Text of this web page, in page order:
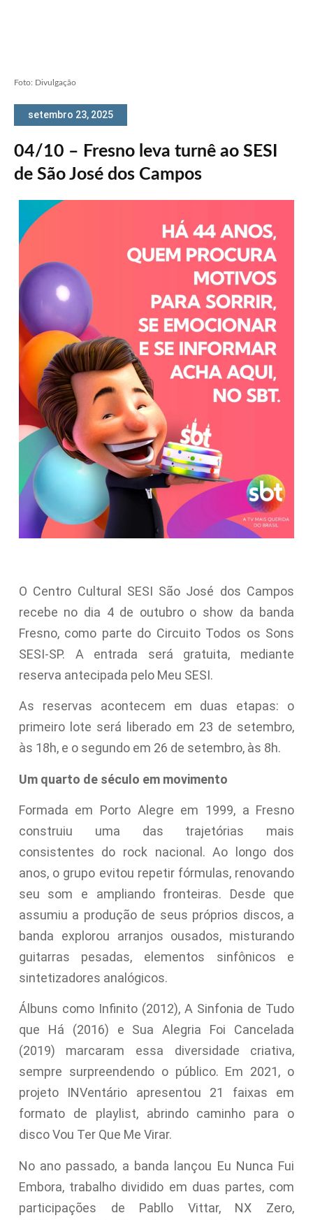
Foto: Divulgação
setembro 23, 2025
04/10 – Fresno leva turnê ao SESI
de São José dos Campos
O Centro Cultural SESI São José dos Campos
recebe no dia 4 de outubro o show da banda
Fresno, como parte do Circuito Todos os Sons
SESI-SP. A entrada será gratuita, mediante
reserva antecipada pelo Meu SESI.
As reservas acontecem em duas etapas: o
primeiro lote será liberado em 23 de setembro,
às 18h, e o segundo em 26 de setembro, às 8h.
Um quarto de século em movimento
Formada em Porto Alegre em 1999, a Fresno
construiu uma das trajetórias mais
consistentes do rock nacional. Ao longo dos
anos, o grupo evitou repetir fórmulas, renovando
seu som e ampliando fronteiras. Desde que
assumiu a produção de seus próprios discos, a
banda explorou arranjos ousados, misturando
guitarras pesadas, elementos sinfônicos e
sintetizadores analógicos.
Álbuns como Infinito (2012), A Sinfonia de Tudo
que Há (2016) e Sua Alegria Foi Cancelada
(2019) marcaram essa diversidade criativa,
sempre surpreendendo o público. Em 2021, o
projeto INVentário apresentou 21 faixas em
formato de playlist, abrindo caminho para o
disco Vou Ter Que Me Virar.
No ano passado, a banda lançou Eu Nunca Fui
Embora, trabalho dividido em duas partes, com
participações de Pabllo Vittar, NX Zero,